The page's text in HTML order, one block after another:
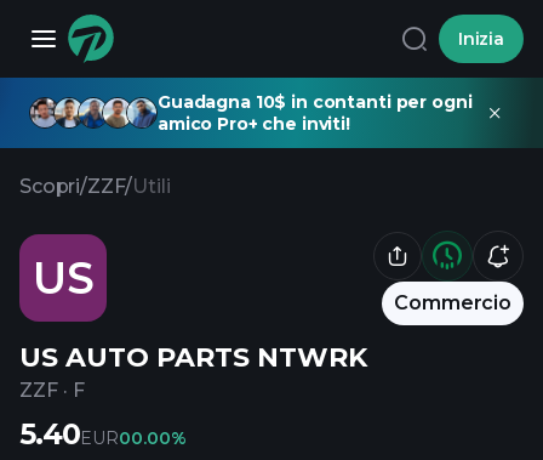
Inizia
Guadagna 10$ in contanti per ogni
amico Pro+ che inviti!
Scopri/ZZF/Utili
US Commercio
US AUTO PARTS NTWRK
ZZF · F
5.40EUR00.00%